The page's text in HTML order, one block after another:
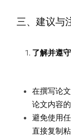
三、建议与
了解并遵
在撰写论
论文内容
避免使用
直接复制